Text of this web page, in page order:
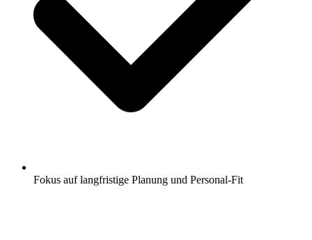
Fokus auf langfristige Planung und Personal-Fit